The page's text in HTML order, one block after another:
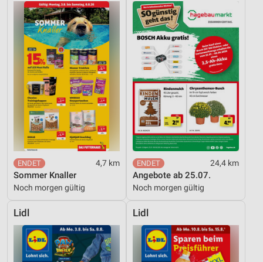
4,7 km
Sommer Knaller
Noch morgen gültig
24,4 km
Angebote ab 25.07.
Noch morgen gültig
Lidl Lidl